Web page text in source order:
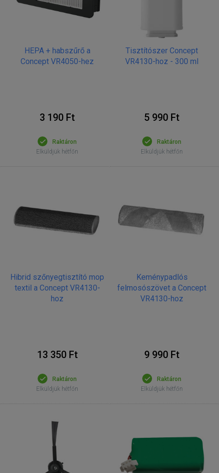
HEPA + habszűrő a
Concept VR4050-hez
3 190 Ft
Raktáron
Elküldjük hétfőn
Tisztítószer Concept
VR4130-hoz - 300 ml
5 990 Ft
Raktáron
Elküldjük hétfőn
Hibrid szőnyegtisztító mop
textil a Concept VR4130-
hoz
13 350 Ft
Raktáron
Elküldjük hétfőn
Keménypadlós
felmosószövet a Concept
VR4130-hoz
9 990 Ft
Raktáron
Elküldjük hétfőn